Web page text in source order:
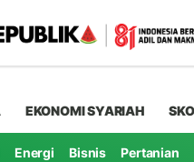
EKONOMI SYARIAH
Energi Bisnis Pertanian